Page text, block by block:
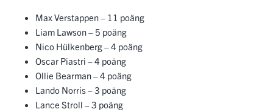
Max Verstappen – 11 poäng
Liam Lawson – 5 poäng
Nico Hülkenberg – 4 poäng
Oscar Piastri – 4 poäng
Ollie Bearman – 4 poäng
Lando Norris – 3 poäng
Lance Stroll – 3 poäng